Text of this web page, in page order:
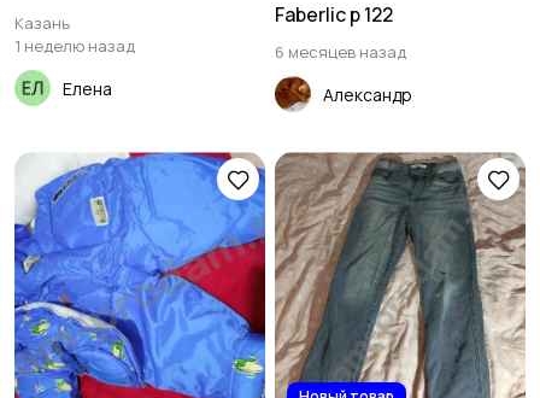
Казань
1 неделю назад
Елена
Faberlic р 122
6 месяцев назад
Александр